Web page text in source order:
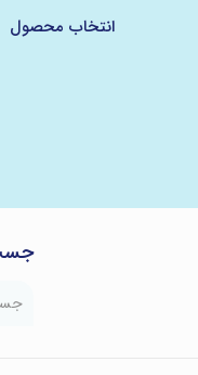
انتخاب محصول